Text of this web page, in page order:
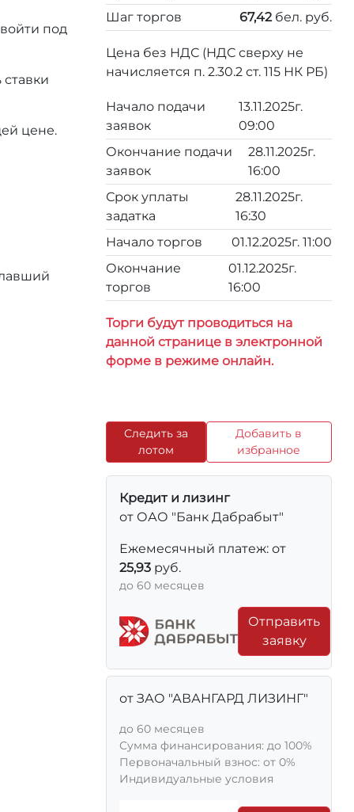
под
цене.
Шаг торгов
67,42бел. руб.
Цена без НДС (НДС сверху не
начисляется п. 2.30.2 ст. 115 НК РБ)
Начало подачи
заявок
13.11.2025г.
09:00
Окончание подачи
заявок
28.11.2025г.
16:00
Срок уплаты
задатка
28.11.2025г.
16:30
Начало торгов
01.12.2025г. 11:00
Окончание
торгов
01.12.2025г.
16:00
Торги будут проводиться на
данной странице в электронной
форме в режиме онлайн.
Следить за
лотом
Добавить в
избранное
Кредит и лизинг
от ОАО "Банк Дабрабыт"
Ежемесячный платеж: от
25,93 руб.
до 60 месяцев
Отправить
заявку
от ЗАО "АВАНГАРД ЛИЗИНГ"
до 60 месяцев
Сумма финансирования: до 100%
Первоначальный взнос: от 0%
Индивидуальные условия